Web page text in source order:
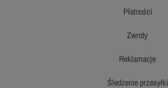
płatności
zwroty
reklamacje
śledzenie przesyłki